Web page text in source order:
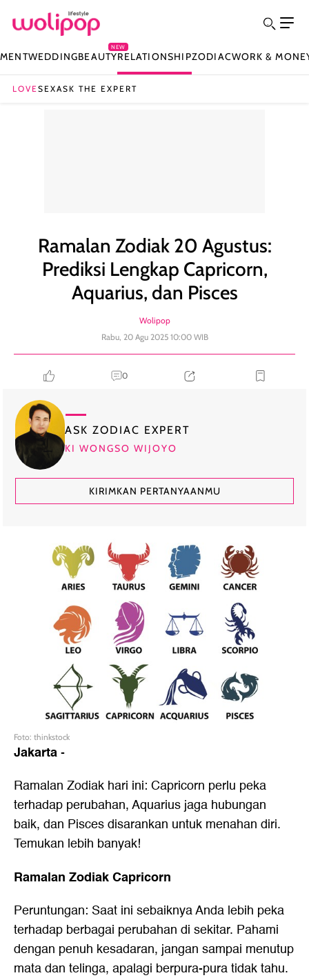
WEDDINGBEAUTY
NEW
RELATIONSHIPZODIACWORK &
LOVESEXASK THE EXPERT
Ramalan Zodiak 20 Agustus:
Prediksi Lengkap Capricorn,
Aquarius, dan Pisces
Wolipop
Rabu, 20 Agu 2025 10:00 WIB
0
ASK ZODIAC EXPERT
KI WONGSO WIJOYO
KIRIMKAN PERTANYAANMU
Foto: thinkstock
Jakarta-
Ramalan Zodiak hari ini: Capricorn perlu peka
terhadap perubahan, Aquarius jaga hubungan
baik, dan Pisces disarankan untuk menahan diri.
Temukan lebih banyak!
Ramalan Zodiak Capricorn
Peruntungan: Saat ini sebaiknya Anda lebih peka
terhadap berbagai perubahan di sekitar. Pahami
dengan penuh kesadaran, jangan sampai menutup
mata dan telinga, apalagi berpura-pura tidak tahu.